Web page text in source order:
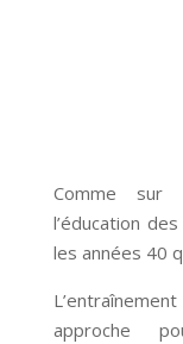
Comme sur
l’éducation
les années 40
approche